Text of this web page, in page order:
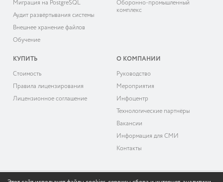
Миграция на PostgreSQL
Аудит развёртывания системы
Внешнее хранение файлов
Обучение
Оборонно-промышленный
комплекс
КУПИТЬ
Cтоимость
Правила лицензирования
Лицензионное соглашение
О КОМПАНИИ
Руководство
Мероприятия
Инфоцентр
Технологические партнёры
Вакансии
Информация для СМИ
Контакты